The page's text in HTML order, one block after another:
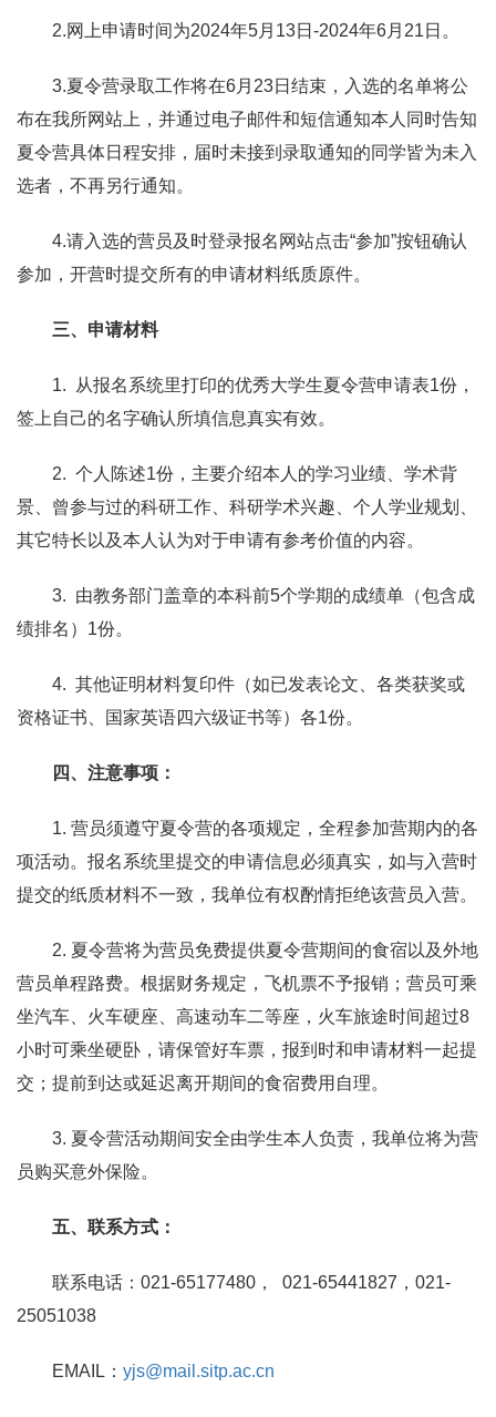
2.网上申请时间为2024年5月13日-2024年6月21日。
3.夏令营录取工作将在6月23日结束，入选的名单将公
布在我所网站上，并通过电子邮件和短信通知本人同时告知
夏令营具体日程安排，届时未接到录取通知的同学皆为未入
选者，不再另行通知。
4.请入选的营员及时登录报名网站点击“参加”按钮确认
参加 ，开营时提交所有的申请材料纸质原件。
三、申请材料
1. 从报名系统里打印的优秀大学生夏令营申请表1份，
签上自己的名字确认所填信息真实有效。
2. 个人陈述1份，主要介绍本人的学习业绩、学术背
景、曾参与过的科研工作、科研学术兴趣、个人学业规划、
其它特长以及本人认为对于申请有参考价值的内容。
3. 由教务部门盖章的本科前5个学期的成绩单（包含成
绩排名）1份。
4. 其他证明材料复印件（如已发表论文、各类获奖或
资格证书、国家英语四六级证书等）各1份。
四、注意事项：
1. 营员须遵守夏令营的各项规定，全程参加营期内的各
项活动。报名系统里提交的申请信息必须真实，如与入营时
提交的纸质材料不一致，我单位有权酌情拒绝该营员入营。
2. 夏令营将为营员免费提供夏令营期间的食宿以及外地
营员单程路费。根据财务规定，飞机票不予报销；营员可乘
坐汽车、火车硬座、高速动车二等座，火车旅途时间超过8
小时可乘坐硬卧，请保管好车票，报到时和申请材料一起提
交；提前到达或延迟离开期间的食宿费用自理。
3. 夏令营活动期间安全由学生本人负责，我单位将为营
员购买意外保险。
五、联系方式：
联系电话：021-65177480， 021-65441827，021-
25051038
EMAIL ： yjs@mail.sitp.ac.cn